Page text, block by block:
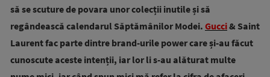
să se scuture de povara unor colecții inutile și să
regândească calendarul Săptămânilor Modei. Gucci& Saint
Laurent fac parte dintre brand-urile power care și-au făcut
cunoscute aceste intenții, iar lor li s-au alăturat multe